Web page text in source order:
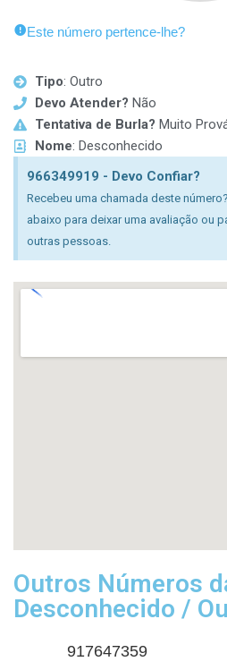
Este número pertence-lhe?
Tipo: Outro
Devo Atender? Não
Tentativa de Burla? Muito
Nome: Desconhecido
966349919 - Devo Confiar?
Recebeu uma chamada deste
abaixo para deixar uma avaliação ou
outras pessoas.
Outros Números
Desconhecido /
917647359